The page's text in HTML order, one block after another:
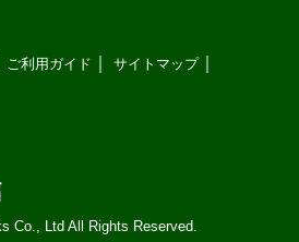
ご利用ガイド サイトマップ
Co., Ltd All Rights Reserved.